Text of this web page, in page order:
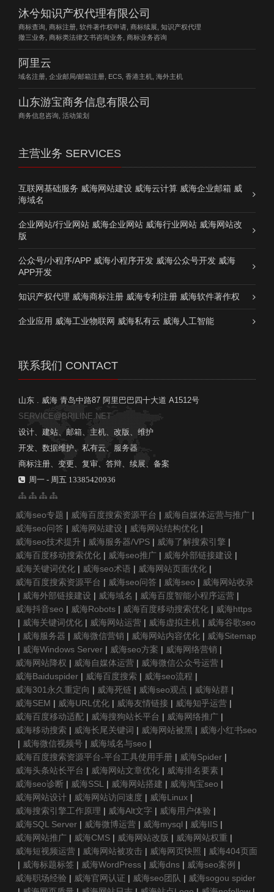
沐兮知识产权代理有限公司
商标查询, 商标注册, 软件著作权申请, 商标续展, 知识产权代理
撤三业务, 商标类法律文书咨询业务, 商标业务咨询
阿里云
域名注册, 企业邮局/邮箱注册, ECS, 香港主机, 海外主机
山东游宝商务信息有限公司
商务信息咨询, 活动策划
主营业务 SERVICES
互联网基础服务 威海网站建设 威海云计算 威海企业邮箱 威
海域名
企业网站/行业网站 威海企业网站 威海行业网站 威海网站改
版
公众号/小程序/APP 威海小程序开发 威海公众号开发 威海
APP开发
知识产权代理 威海商标注册 威海专利注册 威海软件著作权
企业应用 威海工业物联网 威海私有云 威海人工智能
联系我们 CONTACT
山东 . 威海 青岛中路87 阿里巴巴四十大道 A1512号
SERVICE@BRILINE.NET
设计、建站、邮箱、主机、改版、维护
开发、数据维护、私有云、服务器
商标注册、变更、复审、答辩、续展、备案
周一 - 周五 13385420936
威海seo专题 | 威海百度搜索资源平台 | 威海自媒体运营与推广 |
威海seo问答 | 威海网站建设 | 威海网站结构优化 |
威海seo技术提升 | 威海服务器/VPS | 威海了解搜索引擎 |
威海百度移动搜索优化 | 威海seo推广 | 威海外部链接建设 |
威海关键词优化 | 威海seo术语 | 威海网站页面优化 |
威海百度搜索资源平台 | 威海seo问答 | 威海seo | 威海网站收录
| 威海外部链接建设 | 威海域名 | 威海百度智能小程序运营 |
威海抖音seo | 威海Robots | 威海百度移动搜索优化 | 威海https
| 威海关键词优化 | 威海网站运营 | 威海虚拟主机 | 威海谷歌seo
| 威海服务器 | 威海微信营销 | 威海网站内容优化 | 威海Sitemap
| 威海Windows Server | 威海seo方案 | 威海网络营销 |
威海网站降权 | 威海自媒体运营 | 威海微信公众号运营 |
威海Baiduspider | 威海百度搜索 | 威海seo流程 |
威海301永久重定向 | 威海死链 | 威海seo观点 | 威海站群 |
威海SEM | 威海URL优化 | 威海友情链接 | 威海知乎运营 |
威海百度移动适配 | 威海搜狗站长平台 | 威海网络推广 |
威海移动搜索 | 威海长尾关键词 | 威海网站被黑 | 威海小红书seo
| 威海微信视频号 | 威海域名与seo |
威海百度搜索资源平台-平台工具使用手册 | 威海Spider |
威海头条站长平台 | 威海网站文章优化 | 威海排名要素 |
威海seo诊断 | 威海SSL | 威海网站搭建 | 威海淘宝seo |
威海网站设计 | 威海网站访问速度 | 威海Linux |
威海搜索引擎工作原理 | 威海Alt文字 | 威海用户体验 |
威海SQL Server | 威海微博运营 | 威海mysql | 威海IIS |
威海网站推广 | 威海CMS | 威海网站改版 | 威海网站权重 |
威海短视频运营 | 威海网站被攻击 | 威海网页快照 | 威海404页面
| 威海标题标签 | 威海WordPress | 威海dns | 威海seo案例 |
威海职场经验 | 威海官网认证 | 威海seo团队 | 威海sogou spider